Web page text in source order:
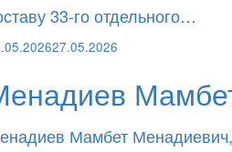
33-го отдельного…
27.05.2026
Мамбет